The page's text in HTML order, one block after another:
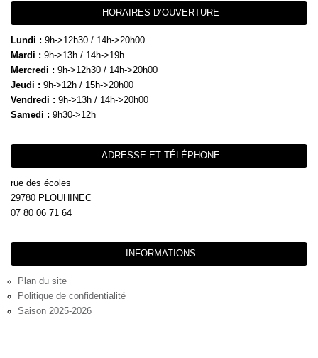
HORAIRES D’OUVERTURE
Lundi : 9h->12h30 / 14h->20h00
Mardi : 9h->13h / 14h->19h
Mercredi : 9h->12h30 / 14h->20h00
Jeudi : 9h->12h / 15h->20h00
Vendredi : 9h->13h / 14h->20h00
Samedi : 9h30->12h
ADRESSE ET TÉLÉPHONE
rue des écoles
29780 PLOUHINEC
07 80 06 71 64
INFORMATIONS
Plan du site
Politique de confidentialité
Saison 2025-2026